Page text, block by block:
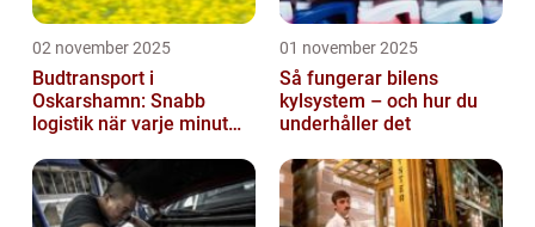
02 november 2025
Budtransport i
Oskarshamn: Snabb
logistik när varje minut
01 november 2025
Så fungerar bilens
kylsystem – och hur du
underhåller det